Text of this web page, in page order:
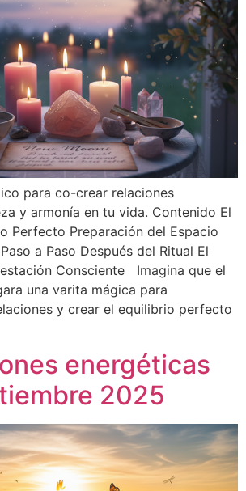
para co-crear relaciones
y armonía en tu vida. Contenido El
Perfecto Preparación del Espacio
a Paso Después del Ritual El
Consciente Imagina que el
una varita mágica para
y crear el equilibrio perfecto
energéticas
2025